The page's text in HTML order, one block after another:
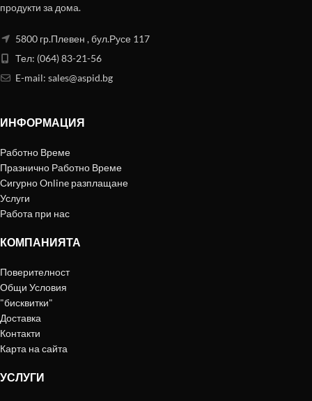
продукти за дома.
5800 гр.Плевен , бул.Русе 117
Тел: (064) 83-21-56
E-mail: sales@aspid.bg
ИНФОРМАЦИЯ
Работно Време
Празнично Работно Време
Сигурно Online разплащане
Услуги
Работа при нас
КОМПАНИЯТА
Поверителност
Общи Условия
"бисквитки"
Доставка
Контакти
Карта на сайта
УСЛУГИ